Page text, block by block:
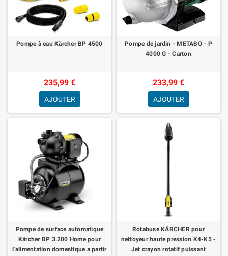
Pompe à eau Kärcher BP 4500
235,99 €
AJOUTER
Pompe de jardin - METABO - P
4000 G - Carton
233,99 €
AJOUTER
Pompe de surface automatique
Kärcher BP 3.200 Home pour
l'alimentation domestique a partir
Rotabuse KÄRCHER pour
nettoyeur haute pression K4-K5 -
Jet crayon rotatif puissant